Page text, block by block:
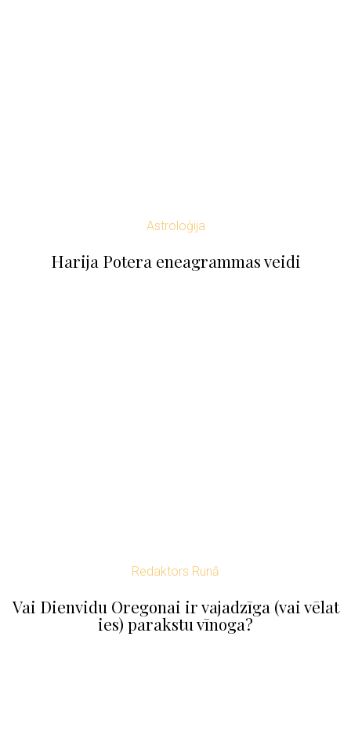
Astroloģija
Harija Potera eneagrammas veidi
Redaktors Runā
Vai Dienvidu Oregonai ir vajadzīga (vai vēlat
ies) parakstu vīnoga?